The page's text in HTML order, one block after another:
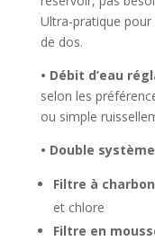
Ultra-pratique
de dos.
• Débit d’eau
selon les
ou simple
• Double
Filtre à charbon
et chlore
Filtre en